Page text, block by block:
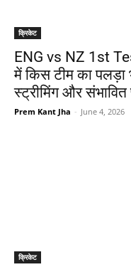
क्रिकेट
ENG vs NZ 1st
में किस टीम का पलड़ा
स्ट्रीमिंग और संभावित
Prem Kant Jha - June 4, 2026
क्रिकेट